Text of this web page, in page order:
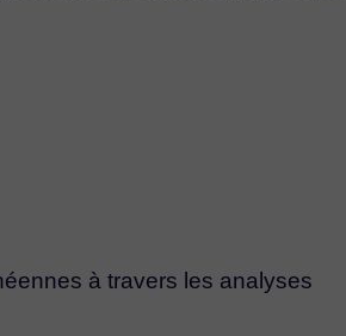
à travers les analyses